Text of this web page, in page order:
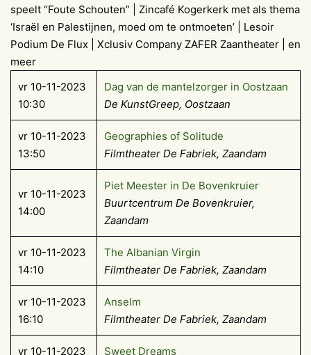
speelt “Foute Schouten” | Zincafé Kogerkerk met als thema
‘Israël en Palestijnen, moed om te ontmoeten’ | Lesoir
Podium De Flux | Xclusiv Company ZAFER Zaantheater | en
meer
vr 10-11-2023
10:30
Dag van de mantelzorger in Oostzaan
De KunstGreep, Oostzaan
vr 10-11-2023
13:50
Geographies of Solitude
Filmtheater De Fabriek, Zaandam
vr 10-11-2023
14:00
Piet Meester in De Bovenkruier
Buurtcentrum De Bovenkruier,
Zaandam
vr 10-11-2023
14:10
The Albanian Virgin
Filmtheater De Fabriek, Zaandam
vr 10-11-2023
16:10
Anselm
Filmtheater De Fabriek, Zaandam
vr 10-11-2023
Sweet Dreams